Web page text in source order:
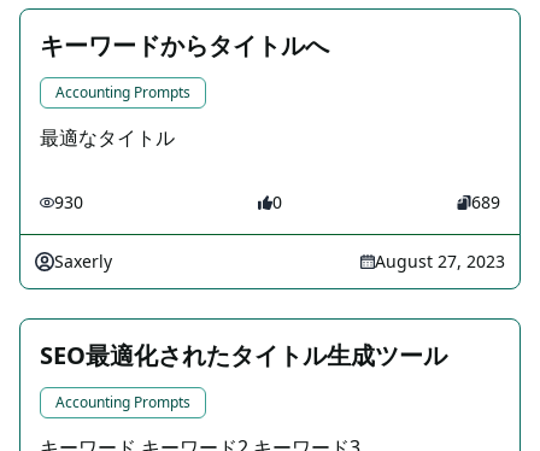
キーワードからタイトルへ
Accounting Prompts
最適なタイトル
930 0 689
Saxerly August 27, 2023
SEO最適化されたタイトル生成ツール
Accounting Prompts